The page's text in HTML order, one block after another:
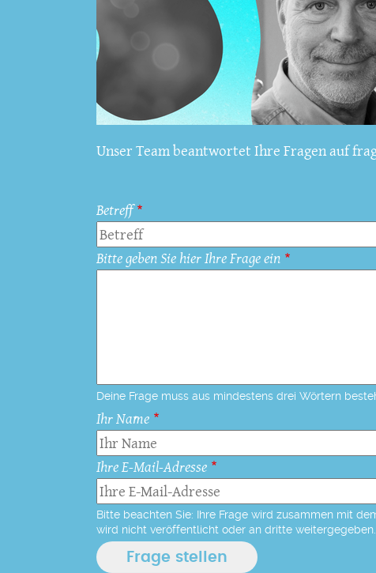
Unser Team beantwortet Ihre Fragen auf
Betreff
Bitte geben Sie hier Ihre Frage ein
Deine Frage muss aus mindestens drei Wörtern
Ihr Name
Ihre E-Mail-Adresse
Bitte beachten Sie: Ihre Frage wird zusammen mit
wird nicht veröffentlicht oder an dritte